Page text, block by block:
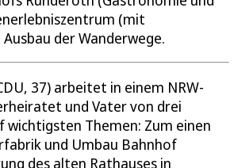
(mit
der Wanderwege.
37) arbeitet in einem NRW-
und Vater von drei
wichtigsten Themen: Zum einen
und Umbau Bahnhof
des alten Rathauses in